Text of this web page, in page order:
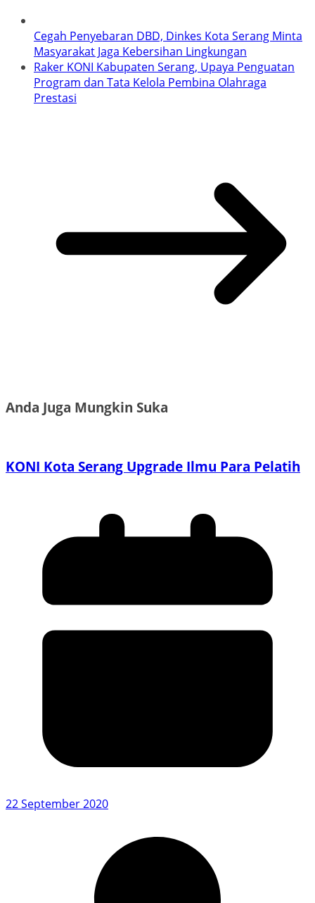
Cegah Penyebaran DBD, Dinkes Kota Serang Minta
Masyarakat Jaga Kebersihan Lingkungan
Raker KONI Kabupaten Serang, Upaya Penguatan
Program dan Tata Kelola Pembina Olahraga
Prestasi
Anda Juga Mungkin Suka
KONI Kota Serang Upgrade Ilmu Para Pelatih
22 September 2020